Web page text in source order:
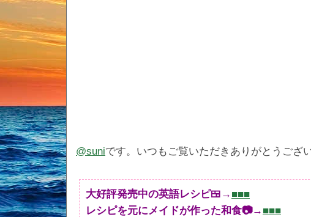
@suniです。いつもご覧いただきありがとうござい
大好評発売中の英語レシピ🍱→ ■■■
レシピを元にメイドが作った和食📷→ ■■■